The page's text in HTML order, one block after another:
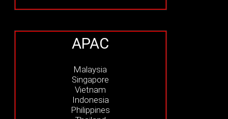
APAC
Malaysia
Singapore
Vietnam
Indonesia
Philippines